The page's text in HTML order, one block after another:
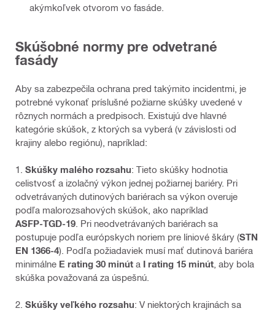
akýmkoľvek otvorom vo fasáde.
Skúšobné normy pre odvetrané
fasády
Aby sa zabezpečila ochrana pred takýmito incidentmi, je
potrebné vykonať príslušné požiarne skúšky uvedené v
rôznych normách a predpisoch. Existujú dve hlavné
kategórie skúšok, z ktorých sa vyberá (v závislosti od
krajiny alebo regiónu), napríklad:
1. Skúšky malého rozsahu: Tieto skúšky hodnotia
celistvosť a izolačný výkon jednej požiarnej bariéry. Pri
odvetrávaných dutinových bariérach sa výkon overuje
podľa malorozsahových skúšok, ako napríklad
ASFP‑TGD‑19 . Pri neodvetrávaných bariérach sa
postupuje podľa európskych noriem pre líniové škáry (STN
EN 1366‑4). Podľa požiadaviek musí mať dutinová bariéra
minimálne E rating 30 minút a I rating 15 minút , aby bola
skúška považovaná za úspešnú.
2. Skúšky veľkého rozsahu: V niektorých krajinách sa